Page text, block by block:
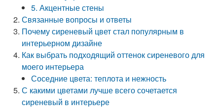
5. Акцентные стены
Связанные вопросы и ответы
Почему сиреневый цвет стал популярным в
интерьерном дизайне
Как выбрать подходящий оттенок сиреневого для
моего интерьера
Соседние цвета: теплота и нежность
С какими цветами лучше всего сочетается
сиреневый в интерьере